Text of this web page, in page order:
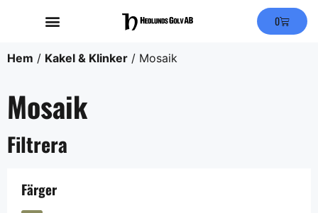
0
Hem / Kakel & Klinker / Mosaik
Mosaik
Filtrera
Färger